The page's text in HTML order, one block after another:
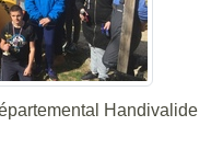
Handivalide